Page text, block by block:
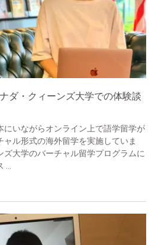
ダ・クィーンズ大学での体験談
にいながらオンライン上で語学留学が
ル形式の海外留学を実施していま
大学のバーチャル留学プログラムに